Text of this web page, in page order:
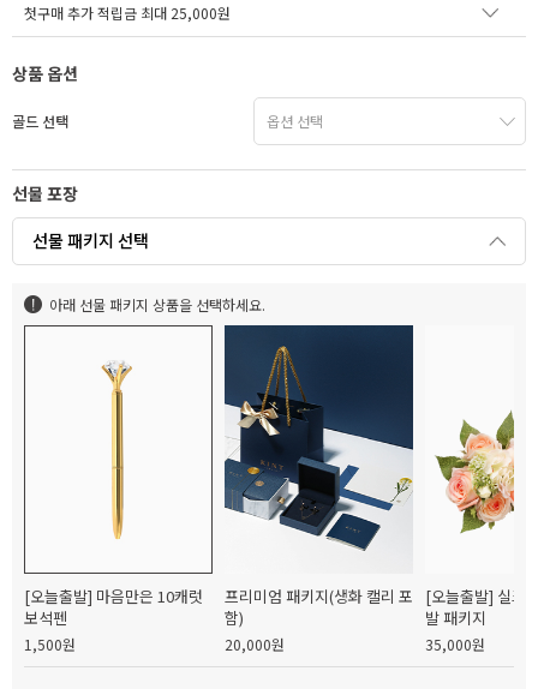
첫구매 추가 적립금 최대 25,000원
상품 옵션
골드 선택
선물 포장
선물 패키지 선택
아래 선물 패키지 상품을 선택하세요.
[오늘출발] 마음만은 10캐럿
보석펜
1,500원
프리미엄 패키지(생화 캘리 포
함)
20,000원
[오늘출발] 실크
발 패키지
35,000원